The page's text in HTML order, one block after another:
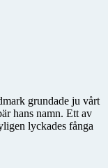
grundade ju vårt
hans namn. Ett av
lyckades fånga